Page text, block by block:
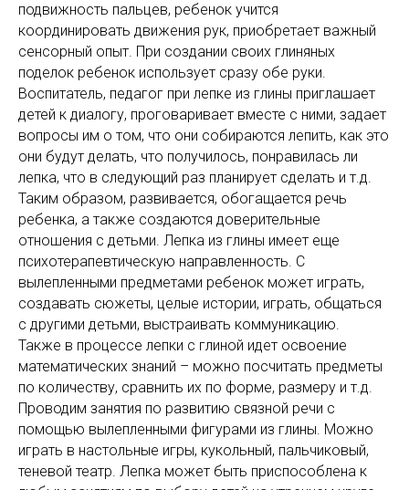
подвижность пальцев, ребенок учится
координировать движения рук, приобретает важный
сенсорный опыт. При создании своих глиняных
поделок ребенок использует сразу обе руки.
Воспитатель, педагог при лепке из глины приглашает
детей к диалогу, проговаривает вместе с ними, задает
вопросы им о том, что они собираются лепить, как это
они будут делать, что получилось, понравилась ли
лепка, что в следующий раз планирует сделать и т.д.
Таким образом, развивается, обогащается речь
ребенка, а также создаются доверительные
отношения с детьми. Лепка из глины имеет еще
психотерапевтическую направленность. С
вылепленными предметами ребенок может играть,
создавать сюжеты, целые истории, играть, общаться
с другими детьми, выстраивать коммуникацию.
Также в процессе лепки с глиной идет освоение
математических знаний – можно посчитать предметы
по количеству, сравнить их по форме, размеру и т.д.
Проводим занятия по развитию связной речи с
помощью вылепленными фигурами из глины. Можно
играть в настольные игры, кукольный, пальчиковый,
теневой театр. Лепка может быть приспособлена к